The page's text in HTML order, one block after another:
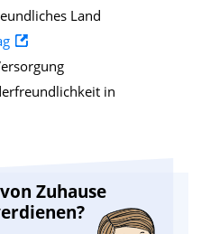
Land
in
Zuhause